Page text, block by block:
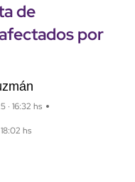
de
por
· 16:32 hs
hs